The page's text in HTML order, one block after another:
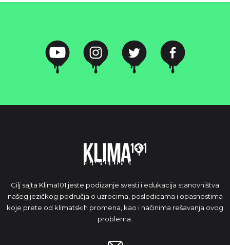
Cilj sajta Klima101 jeste podizanje svesti i edukacija stanovništva
našeg jezičkog područja o uzrocima, posledicama i opasnostima
koje prete od klimatskih promena, kao i načinima rešavanja ovog
problema.